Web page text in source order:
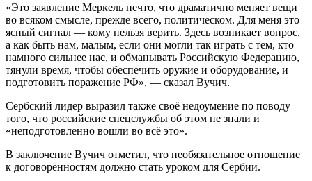
«Это заявление Меркель нечто, что драматично меняет вещи
во всяком смысле, прежде всего, политическом. Для меня это
ясный сигнал — кому нельзя верить. Здесь возникает вопрос,
а как быть нам, малым, если они могли так играть с тем, кто
намного сильнее нас, и обманывать Российскую Федерацию,
тянули время, чтобы обеспечить оружие и оборудование, и
подготовить поражение РФ», — сказал Вучич.
Сербский лидер выразил также своё недоумение по поводу
того, что российские спецслужбы об этом не знали и
«неподготовленно вошли во всё это».
В заключение Вучич отметил, что необязательное отношение
к договорённостям должно стать уроком для Сербии.